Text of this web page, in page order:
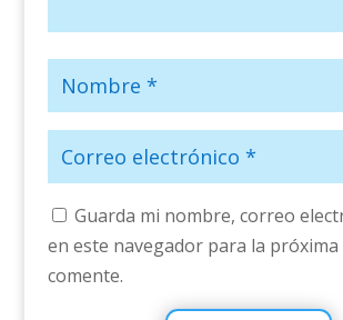
Guarda mi nombre, correo
en este navegador para la próxima
comente.